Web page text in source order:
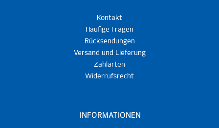
Kontakt
Häufige Fragen
Rücksendungen
Versand und Lieferung
Zahlarten
Widerrufsrecht
INFORMATIONEN